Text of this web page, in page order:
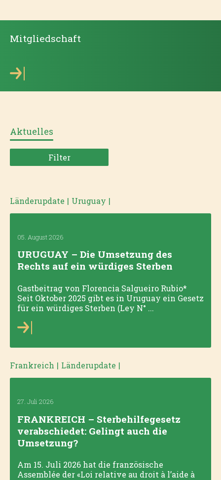
Mitgliedschaft
Aktuelles
Filter
Länderupdate | Uruguay |
05. August 2026
URUGUAY – Die Umsetzung des
Rechts auf ein würdiges Sterben
Gastbeitrag von Florencia Salgueiro Rubio*
Seit Oktober 2025 gibt es in Uruguay ein Gesetz
für ein würdiges Sterben (Ley N° ...
Frankreich | Länderupdate |
27. Juli 2026
FRANKREICH – Sterbehilfegesetz
verabschiedet: Gelingt auch die
Umsetzung?
Am 15. Juli 2026 hat die französische
Assemblée der «Loi relative au droit à l’aide à